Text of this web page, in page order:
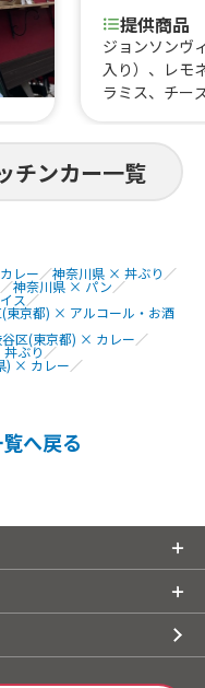
le
カ
提供商品
ジョンソンヴ
入り）、レモ
ラミス、チー
すじ煮込み、
重、はらみ
牛タン串、
にわ黒牛ステ
焼肉丼、大阪
美人カステラ
0個、チュロ
ーク焼きそば
チンカー一覧
レー／神奈川県 × 丼ぶり／
／神奈川県 × パン／
ス／
東京都) × アルコール・お酒
区(東京都) × カレー／
ぶり／
) × カレー／
へ戻る